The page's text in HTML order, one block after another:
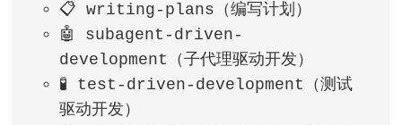
📋 writing-plans（编写计划）
🤖 subagent-driven-
development（子代理驱动开发）
🧪 test-driven-development（测试
驱动开发）